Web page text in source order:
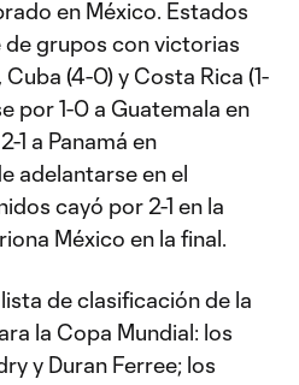
en México. Estados
de grupos con victorias
(4-0) y Costa Rica (1-
por 1-0 a Guatemala en
1 a Panamá en
adelantarse en el
cayó por 2-1 en la
México en la final.
de clasificación de la
la Copa Mundial: los
y Duran Ferree; los